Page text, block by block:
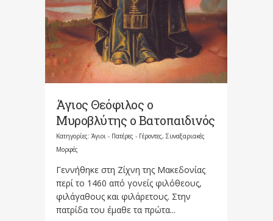
Άγιος Θεόφιλος ο
Μυροβλύτης ο Βατοπαιδινός
Κατηγορίες: Άγιοι - Πατέρες - Γέροντες, Συναξαριακές
Μορφές
Γεννήθηκε στη Ζίχνη της Μακεδονίας
περί το 1460 από γονείς φιλόθεους,
φιλάγαθους και φιλάρετους. Στην
πατρίδα του έμαθε τα πρώτα...